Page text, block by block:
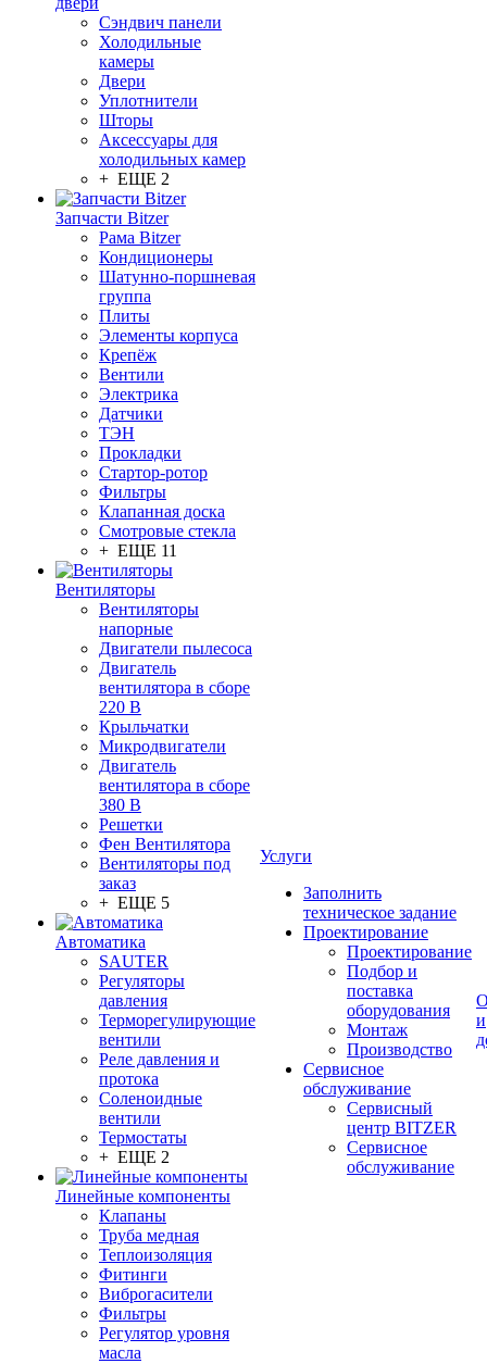
Сэндвич панели
Холодильные
камеры
Двери
Уплотнители
Шторы
Аксессуары для
холодильных камер
+ ЕЩЕ 2
Запчасти Bitzer
Рама Bitzer
Кондиционеры
Шатунно-поршневая
группа
Плиты
Элементы корпуса
Крепёж
Вентили
Электрика
Датчики
ТЭН
Прокладки
Стартор-ротор
Фильтры
Клапанная доска
Смотровые стекла
+ ЕЩЕ 11
Вентиляторы
Вентиляторы
напорные
Двигатели пылесоса
Двигатель
вентилятора в сборе
220 В
Крыльчатки
Микродвигатели
Двигатель
вентилятора в сборе
380 В
Решетки
Фен Вентилятора
Вентиляторы под
заказ
+ ЕЩЕ 5
Автоматика
SAUTER
Регуляторы
давления
Терморегулирующие
вентили
Реле давления и
протока
Соленоидные
вентили
Термостаты
+ ЕЩЕ 2
Линейные компоненты
Клапаны
Труба медная
Теплоизоляция
Фитинги
Виброгасители
Фильтры
Регулятор уровня
масла
Услуги
Заполнить
техническое задание
Проектирование
Проектирование
Подбор и
поставка
оборудования
Монтаж
Производство
Сервисное
обслуживание
Сервисный
центр BITZER
Сервисное
обслуживание
и